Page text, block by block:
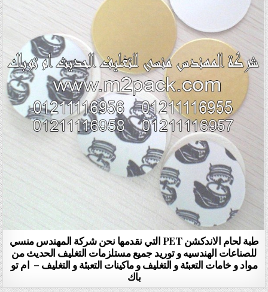
طبة لحام الاندكشن PET التي نقدمها نحن شركة المهندس منسي
للصناعات الهندسيه و توريد جميع مستلزمات التغليف الحديث من
مواد و خامات التعبئة و التغليف و ماكينات التعبئة و التغليف – ام تو
باك